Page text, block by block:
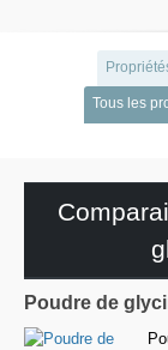
Tous les
Poudre de